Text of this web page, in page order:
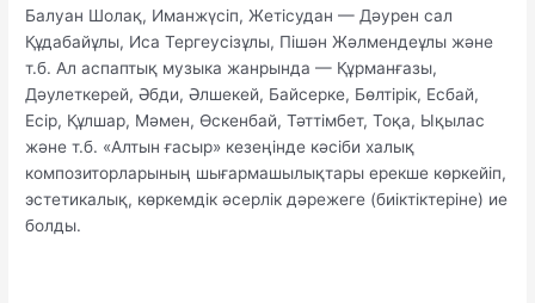
Балуан Шолақ, Иманжүсіп, Жетісудан — Дәурен сал
Құдабайұлы, Иса Тергеусізұлы, Пішән Жәлмендеұлы және
т.б. Ал аспаптық музыка жанрында — Құрманғазы,
Дәулеткерей, Әбди, Әлшекей, Байсерке, Бөлтірік, Есбай,
Есір, Құлшар, Мәмен, Өскенбай, Тәттімбет, Тоқа, Ықылас
және т.б. «Алтын ғасыр» кезеңінде кәсіби халық
композиторларының шығармашылықтары ерекше көркейіп,
эстетикалық, көркемдік әсерлік дәрежеге (биіктіктеріне) ие
болды.